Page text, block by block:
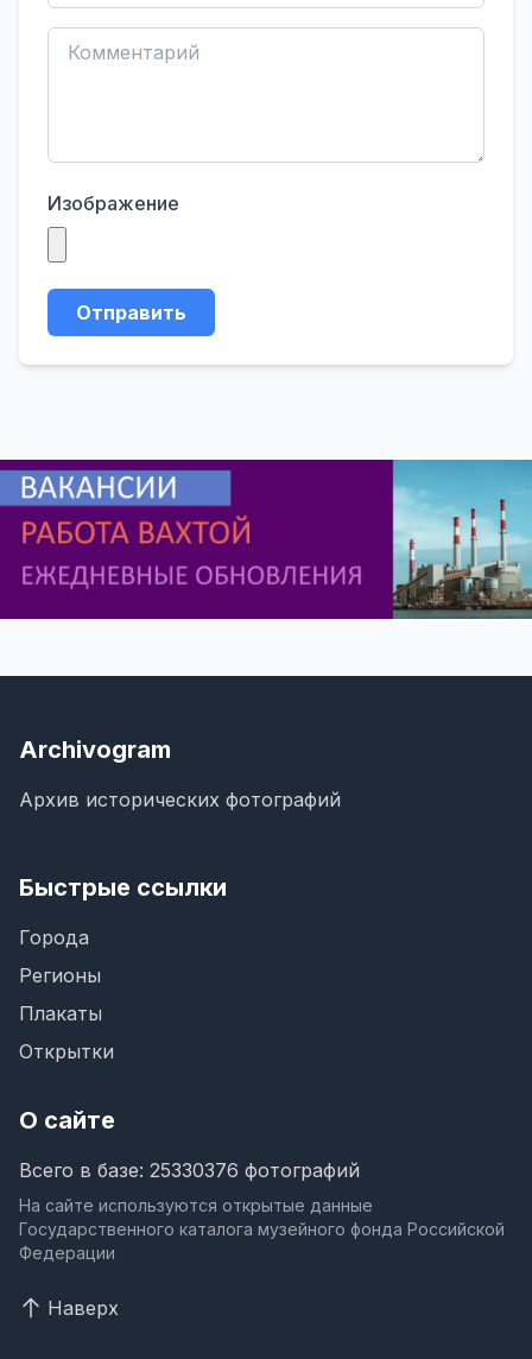
Изображение
Отправить
Archivogram
Архив исторических фотографий
Быстрые ссылки
Города
Регионы
Плакаты
Открытки
О сайте
Всего в базе: 25330376 фотографий
На сайте используются открытые данные
Государственного каталога музейного фонда Российской
Федерации
Наверх